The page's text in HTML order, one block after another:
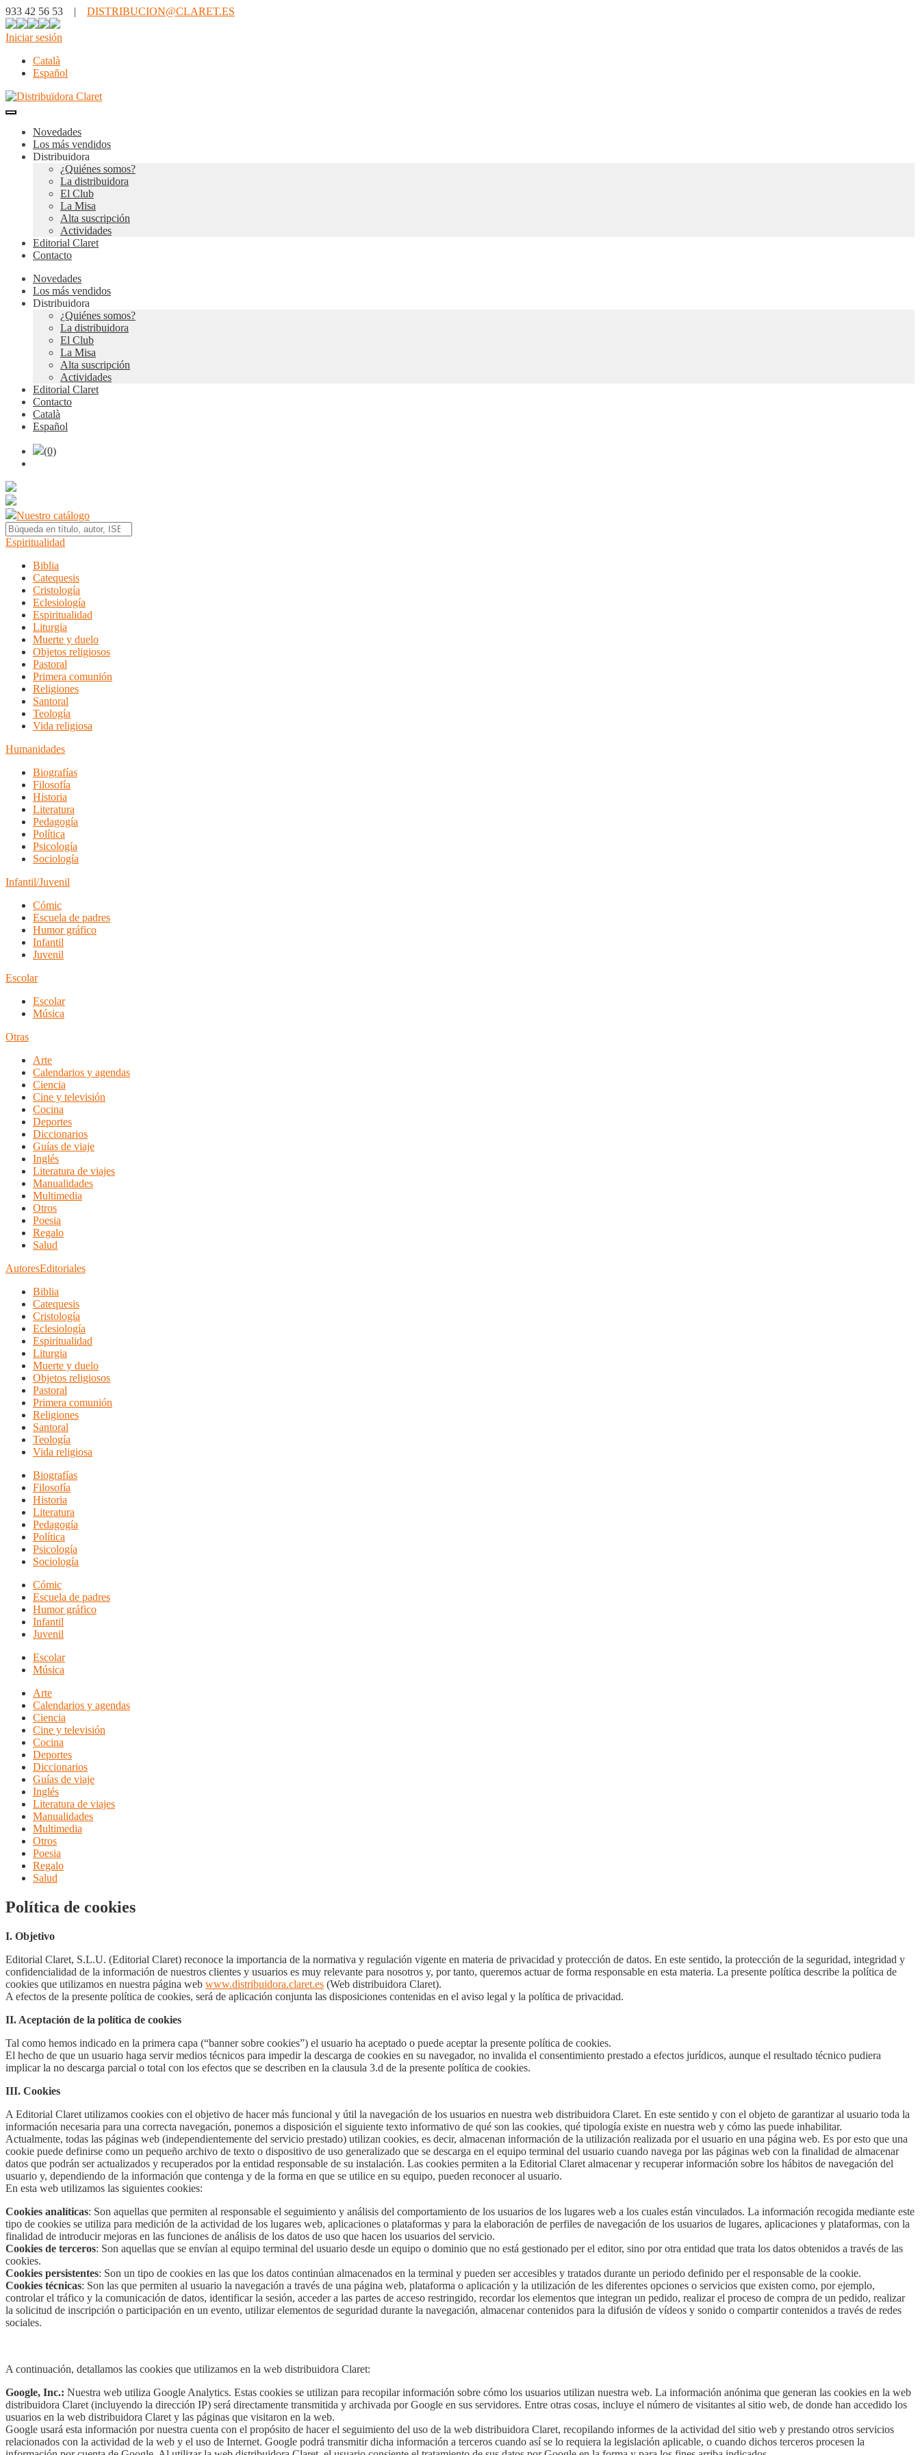
933 42 56 53 | DISTRIBUCION@CLARET.ES
Iniciar sesión
Català
Español
Novedades
Los más vendidos
Distribuidora
¿Quiénes somos?
La distribuidora
El Club
La Misa
Alta suscripción
Actividades
Editorial Claret
Contacto
Novedades
Los más vendidos
Distribuidora
¿Quiénes somos?
La distribuidora
El Club
La Misa
Alta suscripción
Actividades
Editorial Claret
Contacto
Català
Español
(0)
Nuestro catálogo
Espiritualidad
Biblia
Catequesis
Cristología
Eclesiología
Espiritualidad
Liturgia
Muerte y duelo
Objetos religiosos
Pastoral
Primera comunión
Religiones
Santoral
Teología
Vida religiosa
Humanidades
Biografías
Filosofía
Historia
Literatura
Pedagogía
Política
Psicología
Sociología
Infantil/Juvenil
Cómic
Escuela de padres
Humor gráfico
Infantil
Juvenil
Escolar
Escolar
Música
Otras
Arte
Calendarios y agendas
Ciencia
Cine y televisión
Cocina
Deportes
Diccionarios
Guías de viaje
Inglés
Literatura de viajes
Manualidades
Multimedia
Otros
Poesia
Regalo
Salud
AutoresEditoriales
Biblia
Catequesis
Cristología
Eclesiología
Espiritualidad
Liturgia
Muerte y duelo
Objetos religiosos
Pastoral
Primera comunión
Religiones
Santoral
Teología
Vida religiosa
Biografías
Filosofía
Historia
Literatura
Pedagogía
Política
Psicología
Sociología
Cómic
Escuela de padres
Humor gráfico
Infantil
Juvenil
Escolar
Música
Arte
Calendarios y agendas
Ciencia
Cine y televisión
Cocina
Deportes
Diccionarios
Guías de viaje
Inglés
Literatura de viajes
Manualidades
Multimedia
Otros
Poesia
Regalo
Salud
Política de cookies
I. Objetivo
Editorial Claret, S.L.U. (Editorial Claret) reconoce la importancia de la normativa y regulación vigente en materia de privacidad y protección de datos. En este sentido, la protección de la seguridad, integridad y
confidencialidad de la información de nuestros clientes y usuarios es muy relevante para nosotros y, por tanto, queremos actuar de forma responsable en esta materia. La presente política describe la política de
cookies que utilizamos en nuestra página web www.distribuidora.claret.es (Web distribuidora Claret).
A efectos de la presente política de cookies, será de aplicación conjunta las disposiciones contenidas en el aviso legal y la política de privacidad.
II. Aceptación de la política de cookies
Tal como hemos indicado en la primera capa (“banner sobre cookies”) el usuario ha aceptado o puede aceptar la presente política de cookies.
El hecho de que un usuario haga servir medios técnicos para impedir la descarga de cookies en su navegador, no invalida el consentimiento prestado a efectos jurídicos, aunque el resultado técnico pudiera
implicar la no descarga parcial o total con los efectos que se describen en la clausula 3.d de la presente política de cookies.
III. Cookies
A Editorial Claret utilizamos cookies con el objetivo de hacer más funcional y útil la navegación de los usuarios en nuestra web distribuidora Claret. En este sentido y con el objeto de garantizar al usuario toda la
información necesaria para una correcta navegación, ponemos a disposición el siguiente texto informativo de qué son las cookies, qué tipología existe en nuestra web y cómo las puede inhabilitar.
Actualmente, todas las páginas web (independientemente del servicio prestado) utilizan cookies, es decir, almacenan información de la utilización realizada por el usuario en una página web. Es por esto que una
cookie puede definirse como un pequeño archivo de texto o dispositivo de uso generalizado que se descarga en el equipo terminal del usuario cuando navega por las páginas web con la finalidad de almacenar
datos que podrán ser actualizados y recuperados por la entidad responsable de su instalación. Las cookies permiten a la Editorial Claret almacenar y recuperar información sobre los hábitos de navegación del
usuario y, dependiendo de la información que contenga y de la forma en que se utilice en su equipo, pueden reconocer al usuario.
En esta web utilizamos las siguientes cookies:
Cookies analíticas: Son aquellas que permiten al responsable el seguimiento y análisis del comportamiento de los usuarios de los lugares web a los cuales están vinculados. La información recogida mediante este
tipo de cookies se utiliza para medición de la actividad de los lugares web, aplicaciones o plataformas y para la elaboración de perfiles de navegación de los usuarios de lugares, aplicaciones y plataformas, con la
finalidad de introducir mejoras en las funciones de análisis de los datos de uso que hacen los usuarios del servicio.
Cookies de terceros: Son aquellas que se envían al equipo terminal del usuario desde un equipo o dominio que no está gestionado per el editor, sino por otra entidad que trata los datos obtenidos a través de las
cookies.
Cookies persistentes: Son un tipo de cookies en las que los datos continúan almacenados en la terminal y pueden ser accesibles y tratados durante un periodo definido per el responsable de la cookie.
Cookies técnicas: Son las que permiten al usuario la navegación a través de una página web, plataforma o aplicación y la utilización de les diferentes opciones o servicios que existen como, por ejemplo,
controlar el tráfico y la comunicación de datos, identificar la sesión, acceder a las partes de acceso restringido, recordar los elementos que integran un pedido, realizar el proceso de compra de un pedido, realizar
la solicitud de inscripción o participación en un evento, utilizar elementos de seguridad durante la navegación, almacenar contenidos para la difusión de vídeos y sonido o compartir contenidos a través de redes
sociales.
A continuación, detallamos las cookies que utilizamos en la web distribuidora Claret:
Google, Inc.: Nuestra web utiliza Google Analytics. Estas cookies se utilizan para recopilar información sobre cómo los usuarios utilizan nuestra web. La información anónima que generan las cookies en la web
distribuidora Claret (incluyendo la dirección IP) será directamente transmitida y archivada por Google en sus servidores. Entre otras cosas, incluye el número de visitantes al sitio web, de donde han accedido los
usuarios en la web distribuidora Claret y las páginas que visitaron en la web.
Google usará esta información por nuestra cuenta con el propósito de hacer el seguimiento del uso de la web distribuidora Claret, recopilando informes de la actividad del sitio web y prestando otros servicios
relacionados con la actividad de la web y el uso de Internet. Google podrá transmitir dicha información a terceros cuando así se lo requiera la legislación aplicable, o cuando dichos terceros procesen la